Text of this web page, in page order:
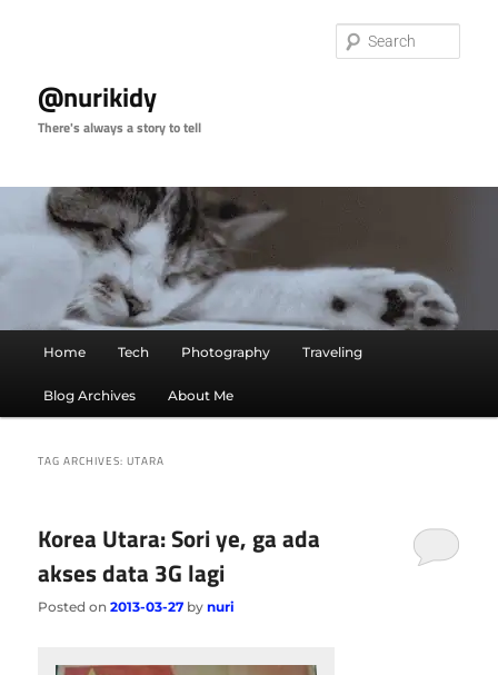
@nurikidy
There's always a story to tell
Home Tech Photography Traveling
Blog Archives About Me
TAG ARCHIVES:UTARA
Korea Utara: Sori ye, ga ada
akses data 3G lagi
Posted on2013-03-27 bynuri